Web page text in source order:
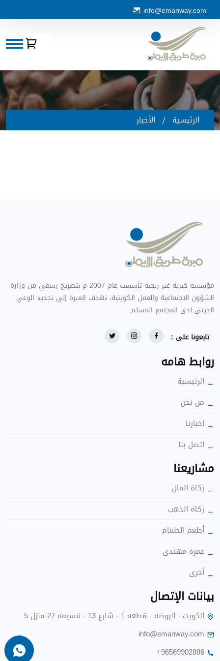
info@emanway.com
الرئيسية الأخبار
ؤسسة خيرية غير ربحية تأسست عام 2007 م بتصريح رسمي من وزارة
الشؤون الاجتماعية والعمل الكويتية، تهدف المبرة إلى تجديد الوعي
الديني لدى المجتمع المس
تابعونا على :
روابط هامه
الرئيسية
ن نحن
اخبارنا
اتصل بنا
شاريعنا
زكاة الما
زكاة الذهب
أطعم الطعا
عمرة مهتدي
أخرى
بيانات الإتصا
الكويت - الروضة - قطعه 1 - شارع 13 - قسيمة 27-منزل 5
info@emanway.com
+96569902886